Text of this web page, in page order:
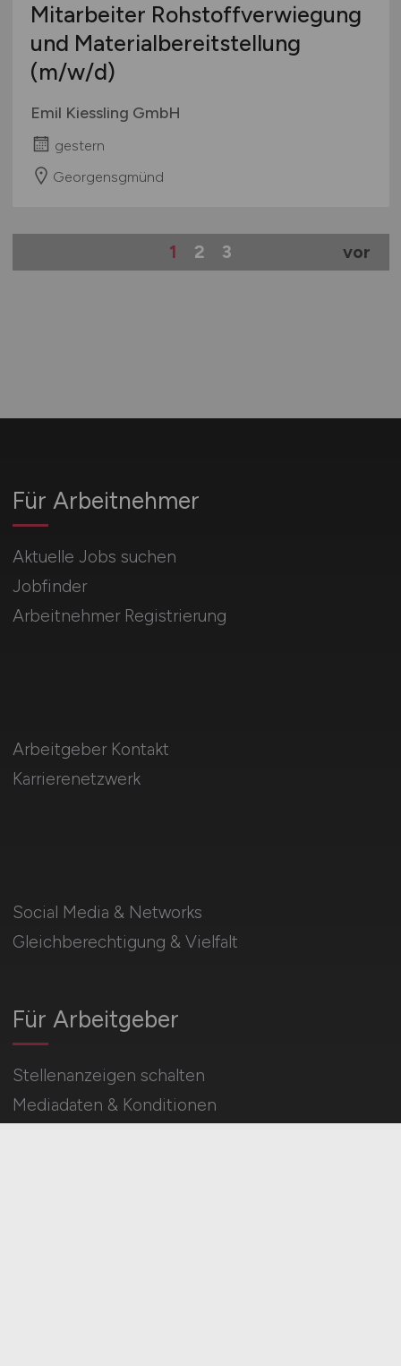
Mitarbeiter Rohstoffverwiegung
und Materialbereitstellung
(m/w/d)
Emil Kiessling GmbH
gestern
Georgensgmünd
1 2 3 vor
Für Arbeitnehmer
Aktuelle Jobs suchen
Jobfinder
Arbeitnehmer Registrierung
Social Media & Networks
Gleichberechtigung & Vielfalt
Für Arbeitgeber
Stellenanzeigen schalten
Mediadaten & Konditionen
Arbeitgeber Kontakt
Karrierenetzwerk